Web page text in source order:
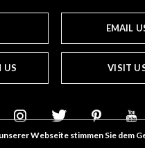
EMAIL
US VISIT
Webseite stimmen Sie dem